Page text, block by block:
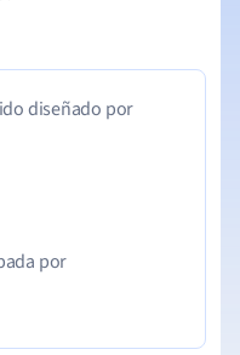
diseñado por
por